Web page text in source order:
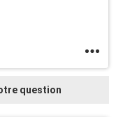
question